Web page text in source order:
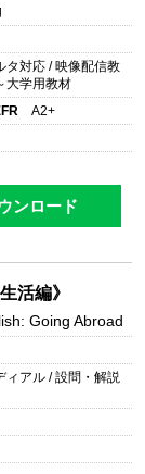
タ対応 / 映像配信教
大学用教材
A2+
ンロード
活編》
Going Abroad
ィアル / 設問・解説